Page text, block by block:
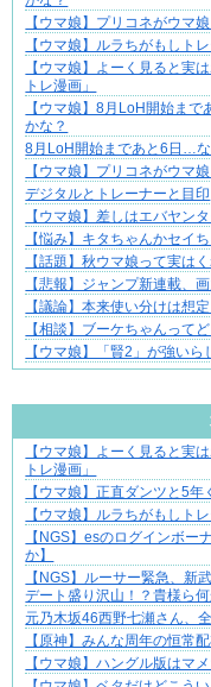
【ウマ娘】プリコネがウマ
【ウマ娘】ルラちがもしト
【ウマ娘】よーく見ると実
トレ漫画」
【ウマ娘】8月LoH開始ま
かな？
8月LoH開始まであと6日…
【ウマ娘】プリコネがウマ
デジタルとトレーナーと目印
【ウマ娘】差しはエバヤン
【悩み】キタちゃんかセイ
【話題】秋ウマ娘って実は
【悲報】ジャンプ新連載、
【議論】本来使い分けは想
【相談】ブーケちゃんって
【ウマ娘】「賢2」が強いら
ブブ家のドタバタが、今日
【ウマ娘】よーく見ると実
トレ漫画」
【ウマ娘】正直ダンツと5
【ウマ娘】ルラちがもしト
【NGS】esのログインボー
か】
【NGS】ルーサー緊急、
デート盛り沢山！？貴様ら
元乃木坂46西野七瀬さん、
【原神】みんな周年の恒常
【ウマ娘】ハングル版はマ